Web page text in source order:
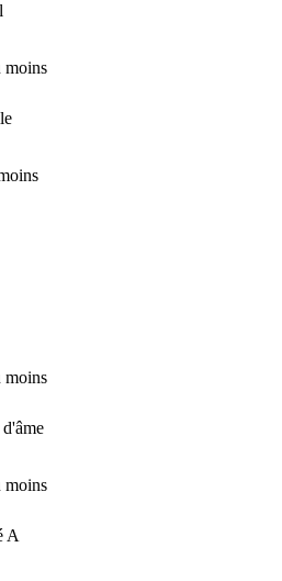
moins
moins
moins
A